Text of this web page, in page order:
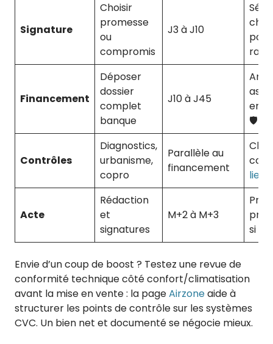
Signature
Choisir
promesse
ou
compromis
J3 à J10
pour
Financement
Déposer
dossier
complet
banque
J10 à J45
🛡️
Contrôles
Diagnostics,
urbanisme,
copro
Parallèle au
financement
lien
Acte
Rédaction
et
signatures
M+2 à M+3
si
Envie d’un coup de boost ? Testez une revue de
conformité technique côté confort/climatisation
avant la mise en vente : la pageAirzoneaide à
structurer les points de contrôle sur les systèmes
CVC. Un bien net et documenté se négocie mieux.